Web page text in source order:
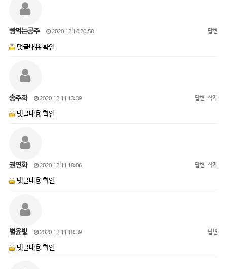
빵먹는공주 2020.12.10 20:58 답변
댓글내용 확인
송주희 2020.12.11 13:39 답변 삭제
댓글내용 확인
권연화 2020.12.11 18:06 답변 삭제
댓글내용 확인
별윤빛 2020.12.11 18:39 답변
댓글내용 확인